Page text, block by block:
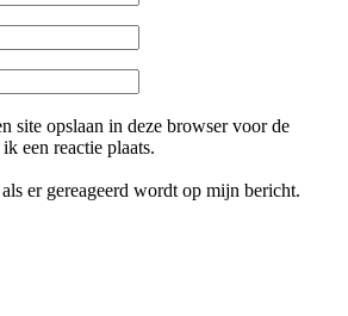
site opslaan in deze browser voor de
een reactie plaats.
er gereageerd wordt op mijn bericht.